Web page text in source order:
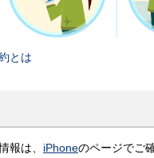
とは
報は、 iPhoneのページでご